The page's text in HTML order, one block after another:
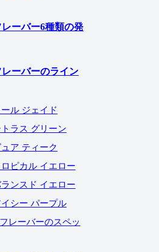
ーバー6種類の発
ーバーのライン
ル ジェイド
ラス グリーン
ア ティーク
ピカル イエロー
ンスド イエロー
シー パープル
レーバーのスペッ